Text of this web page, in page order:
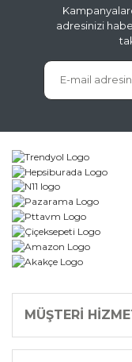
adresinizi
MÜŞTERİ